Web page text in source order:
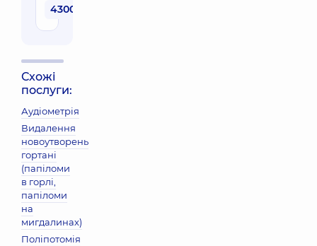
4300 грн
Схожі
послуги:
Аудіометрія
Видалення
новоутворень
гортані
(папіломи
в горлі,
папіломи
на
мигдалинах)
Поліпотомія